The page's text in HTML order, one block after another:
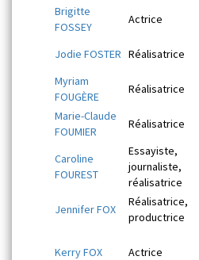
Brigitte
FOSSEY
Actrice
Jodie FOSTER Réalisatrice
Myriam
FOUGÈRE
Réalisatrice
Marie-Claude
FOUMIER
Réalisatrice
Caroline
FOUREST
Essayiste,
journaliste,
réalisatrice
Jennifer FOX
Réalisatrice,
productrice
Kerry FOX Actrice